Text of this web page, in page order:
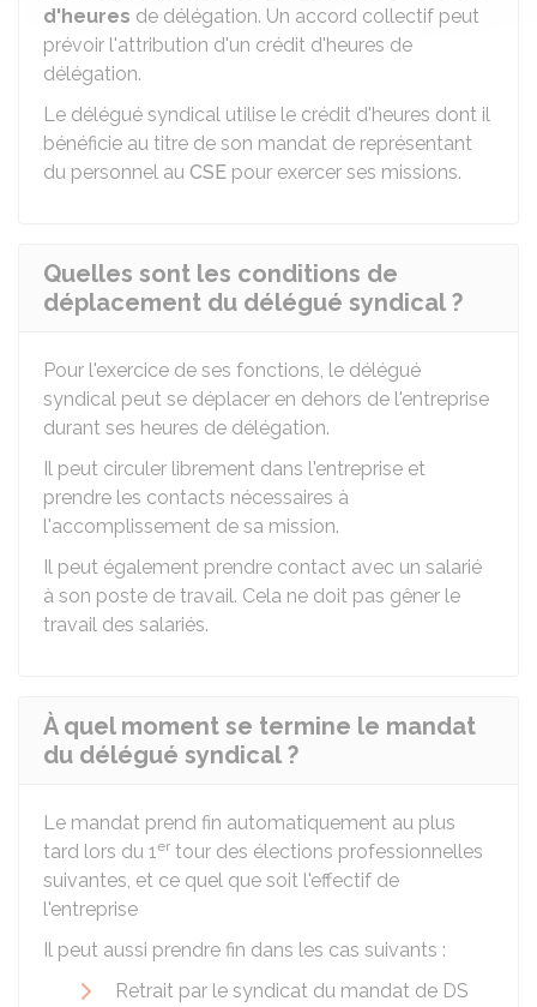
d'heures de délégation. Un accord collectif peut
prévoir l'attribution d'un crédit d'heures de
délégation.
Le délégué syndical utilise le crédit d'heures dont il
bénéficie au titre de son mandat de représentant
du personnel au CSE pour exercer ses missions.
Quelles sont les conditions de
déplacement du délégué syndical ?
Pour l'exercice de ses fonctions, le délégué
syndical peut se déplacer en dehors de l'entreprise
durant ses heures de délégation.
Il peut circuler librement dans l'entreprise et
prendre les contacts nécessaires à
l'accomplissement de sa mission.
Il peut également prendre contact avec un salarié
à son poste de travail. Cela ne doit pas gêner le
travail des salariés.
À quel moment se termine le mandat
du délégué syndical ?
Le mandat prend fin automatiquement au plus
tard lors du 1er tour des élections professionnelles
suivantes, et ce quel que soit l'effectif de
l'entreprise
Il peut aussi prendre fin dans les cas suivants :
Retrait par le syndicat du mandat de DS